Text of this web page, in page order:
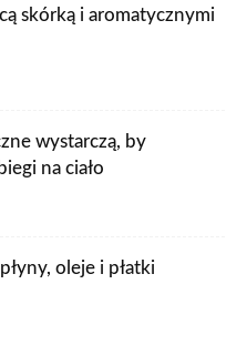
skórką i aromatycznymi
wystarczą, by
na ciało
oleje i płatki